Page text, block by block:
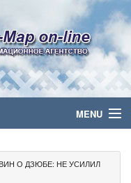
MENU
О ДЗЮБЕ: НЕ УСИЛИЛ